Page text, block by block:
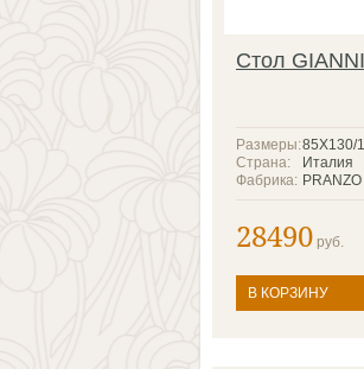
Стол GIANNI
85Х130/
Размеры:
Италия
Страна:
PRANZO
Фабрика:
28490 руб.
В КОРЗИНУ